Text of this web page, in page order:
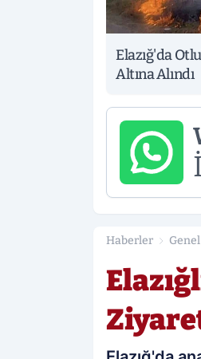
Elazığ'da
Altına Alındı
Haberler Genel